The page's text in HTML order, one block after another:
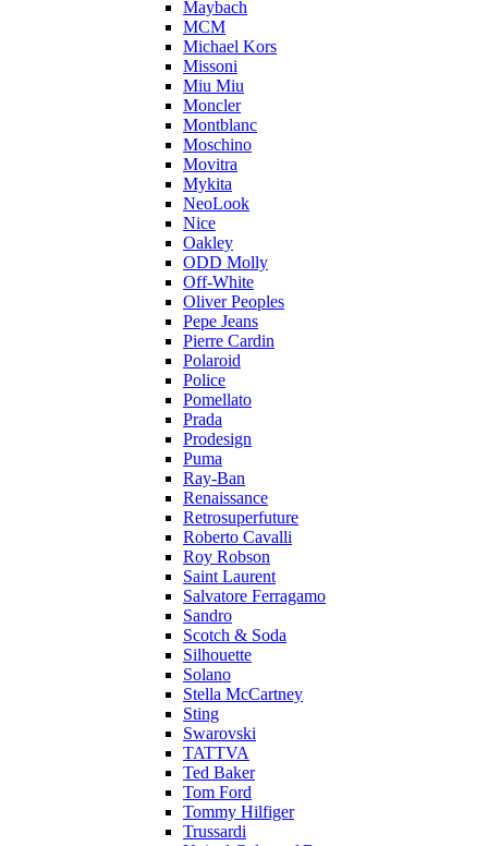
Maybach
MCM
Michael Kors
Missoni
Miu Miu
Moncler
Montblanc
Moschino
Movitra
Mykita
NeoLook
Nice
Oakley
ODD Molly
Off-White
Oliver Peoples
Pepe Jeans
Pierre Cardin
Polaroid
Police
Pomellato
Prada
Prodesign
Puma
Ray-Ban
Renaissance
Retrosuperfuture
Roberto Cavalli
Roy Robson
Saint Laurent
Salvatore Ferragamo
Sandro
Scotch & Soda
Silhouette
Solano
Stella McCartney
Sting
Swarovski
TATTVA
Ted Baker
Tom Ford
Tommy Hilfiger
Trussardi